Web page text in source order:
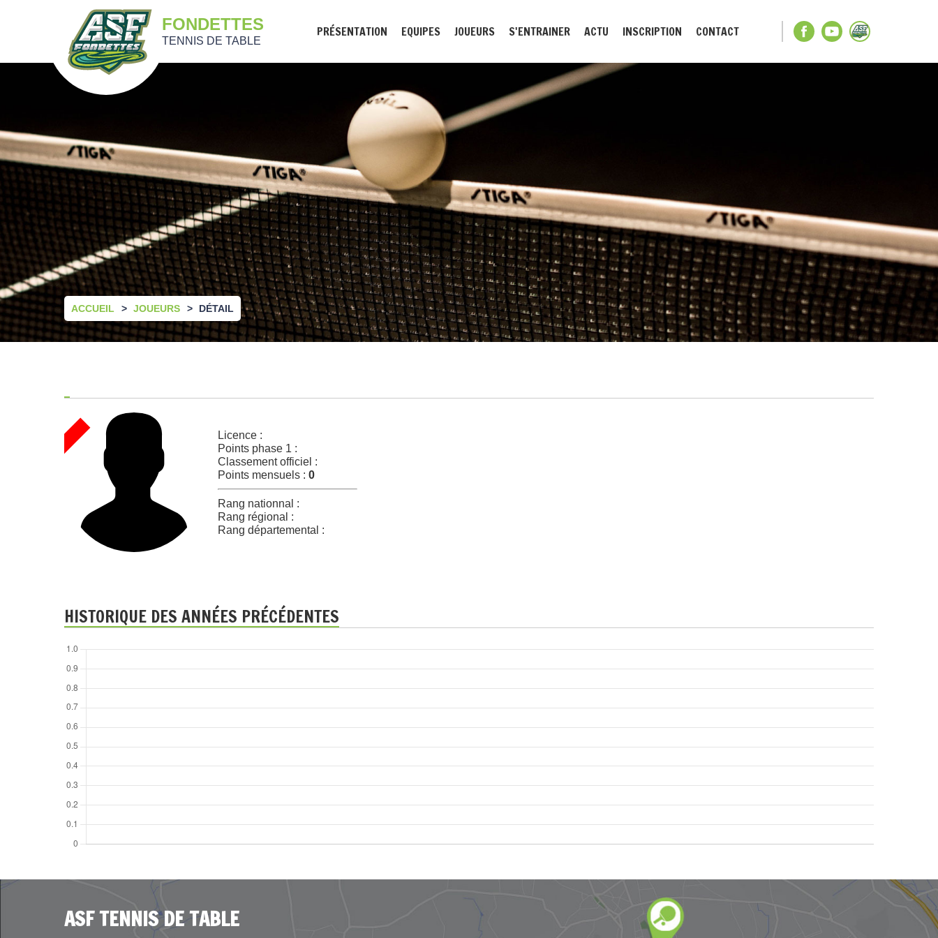
FONDETTES
TENNIS DE TABLE
PRÉSENTATION EQUIPES JOUEURS S'ENTRAINER ACTU INSCRIPTION CONTACT
ACCUEIL JOUEURS DÉTAIL
Licence :
Points phase 1 :
Classement officiel :
Points mensuels : 0
Rang nationnal :
Rang régional :
Rang départemental :
HISTORIQUE DES ANNÉES PRÉCÉDENTES
ASF TENNIS DE TABLE